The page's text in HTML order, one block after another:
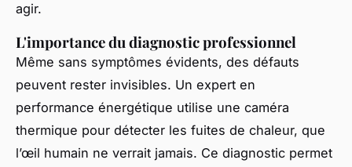
agir.
L'importance du diagnostic professionnel
Même sans symptômes évidents, des défauts
peuvent rester invisibles. Un expert en
performance énergétique utilise une caméra
thermique pour détecter les fuites de chaleur, que
l’œil humain ne verrait jamais. Ce diagnostic permet